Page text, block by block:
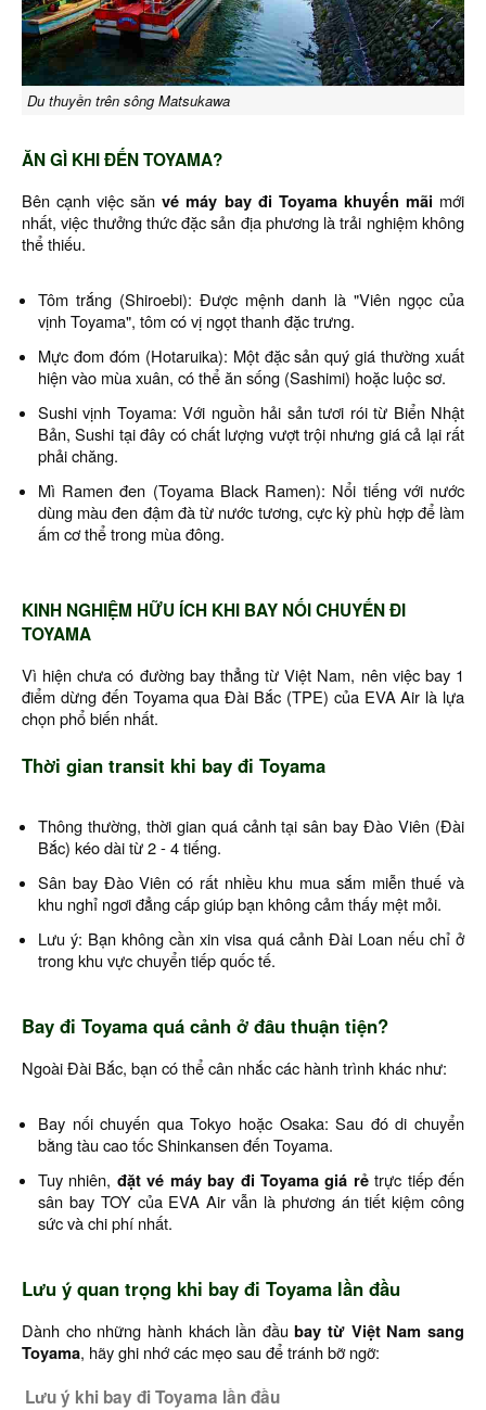
Du thuyền trên sông Matsukawa
ĂN GÌ KHI ĐẾN TOYAMA?
Bên cạnh việc sănvé máy bay đi Toyama khuyến mãi mới
nhất, việc thưởng thức đặc sản địa phương là trải nghiệm không
thể thiếu.
Tôm trắng (Shiroebi): Được mệnh danh là "Viên ngọc của
vịnh Toyama", tôm có vị ngọt thanh đặc trưng.
Mực đom đóm (Hotaruika): Một đặc sản quý giá thường xuất
hiện vào mùa xuân, có thể ăn sống (Sashimi) hoặc luộc sơ.
Sushi vịnh Toyama: Với nguồn hải sản tươi rói từ Biển Nhật
Bản, Sushi tại đây có chất lượng vượt trội nhưng giá cả lại rất
phải chăng.
Mì Ramen đen (Toyama Black Ramen): Nổi tiếng với nước
dùng màu đen đậm đà từ nước tương, cực kỳ phù hợp để làm
ấm cơ thể trong mùa đông.
KINH NGHIỆM HỮU ÍCH KHI BAY NỐI CHUYẾN ĐI
TOYAMA
Vì hiện chưa có đường bay thẳng từ Việt Nam, nên việc bay 1
điểm dừng đến Toyama qua Đài Bắc (TPE) của EVA Air là lựa
chọn phổ biến nhất.
Thời gian transit khi bay đi Toyama
Thông thường, thời gian quá cảnh tại sân bay Đào Viên (Đài
Bắc) kéo dài từ 2 - 4 tiếng.
Sân bay Đào Viên có rất nhiều khu mua sắm miễn thuế và
khu nghỉ ngơi đẳng cấp giúp bạn không cảm thấy mệt mỏi.
Lưu ý: Bạn không cần xin visa quá cảnh Đài Loan nếu chỉ ở
trong khu vực chuyển tiếp quốc tế.
Bay đi Toyama quá cảnh ở đâu thuận tiện?
Ngoài Đài Bắc, bạn có thể cân nhắc các hành trình khác như:
Bay nối chuyến qua Tokyo hoặc Osaka: Sau đó di chuyển
bằng tàu cao tốc Shinkansen đến Toyama.
Tuy nhiên, đặt vé máy bay đi Toyama giá rẻtrực tiếp đến
sân bay TOY của EVA Air vẫn là phương án tiết kiệm công
sức và chi phí nhất.
Lưu ý quan trọng khi bay đi Toyama lần đầu
Dành cho những hành khách lần đầubay từ Việt Nam sang
Toyama, hãy ghi nhớ các mẹo sau để tránh bỡ ngỡ:
Lưu ý khi bay đi Toyama lần đầu